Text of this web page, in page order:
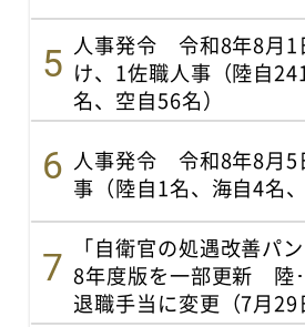
人事発令 令和8年8月1
け、1佐職人事（陸自
名、空自56名）
人事発令 令和8年8月5
事（陸自1名、海自4名、
「自衛官の処遇改善パ
8年度版を一部更新 陸
退職手当に変更（7月29